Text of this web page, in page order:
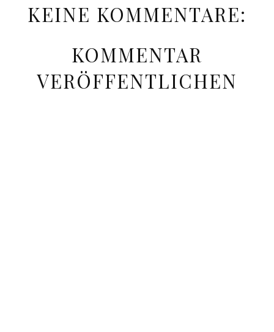
KEINE KOMMENTARE:
KOMMENTAR
VERÖFFENTLICHEN